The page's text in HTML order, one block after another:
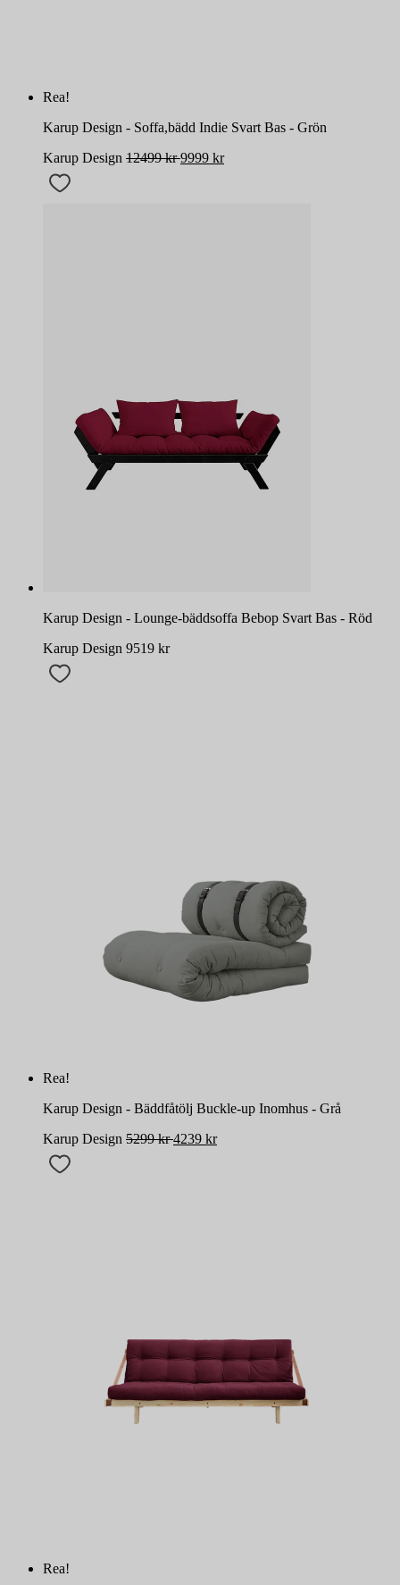
Rea!
Karup Design - Soffa,bädd Indie Svart Bas - Grön
Karup Design 12499kr 9999 kr
Karup Design - Lounge-bäddsoffa Bebop Svart Bas - Röd
Karup Design 9519 kr
Rea!
Karup Design - Bäddfåtölj Buckle-up Inomhus - Grå
Karup Design 5299kr 4239 kr
Rea!